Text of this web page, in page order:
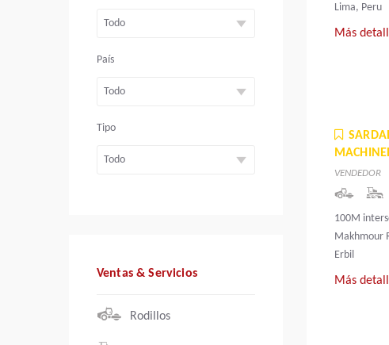
País
Tipo
Ventas & Servicios
Rodillos
Lima, Peru
Más
VENDEDOR
100M
Makhmour
Erbil
Más